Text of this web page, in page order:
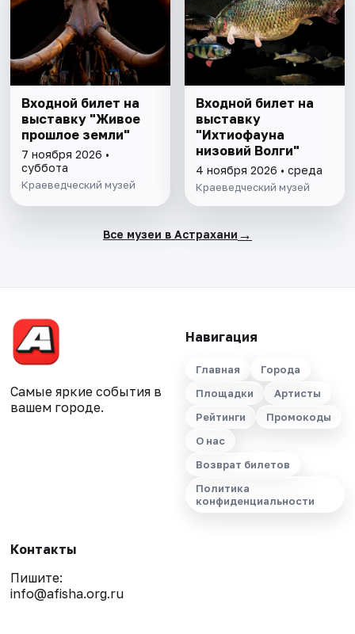
Входной билет на
выставку "Живое
прошлое земли"
7 ноября 2026 •
суббота
Краеведческий музей
Входной билет на
выставку
"Ихтиофауна
низовий Волги"
4 ноября 2026 • среда
Краеведческий музей
Все музеи в Астрахани →
Самые яркие события в
вашем городе.
Навигация
Главная
Города
Площадки
Артисты
Рейтинги
Промокоды
О нас
Возврат билетов
Политика
конфиденциальности
Контакты
Пишите:
info@afisha.org.ru